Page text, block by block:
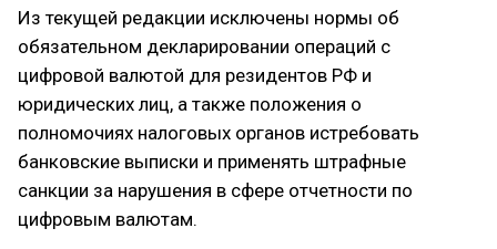
Из текущей редакции исключены нормы об
обязательном декларировании операций с
цифровой валютой для резидентов РФ и
юридических лиц, а также положения о
полномочиях налоговых органов истребовать
банковские выписки и применять штрафные
санкции за нарушения в сфере отчетности по
цифровым валютам.